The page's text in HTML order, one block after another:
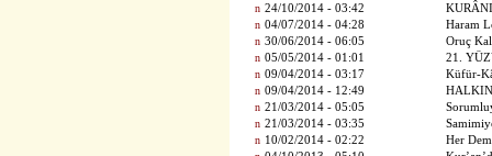
n 24/10/2014 - 03:42
n 04/07/2014 - 04:28
Haram
n 30/06/2014 - 06:05
Oruç
n 05/05/2014 - 01:01
21.
n 09/04/2014 - 03:17
Küfür-
n 09/04/2014 - 12:49
n 21/03/2014 - 05:05
n 21/03/2014 - 03:35
n 10/02/2014 - 02:22
Her